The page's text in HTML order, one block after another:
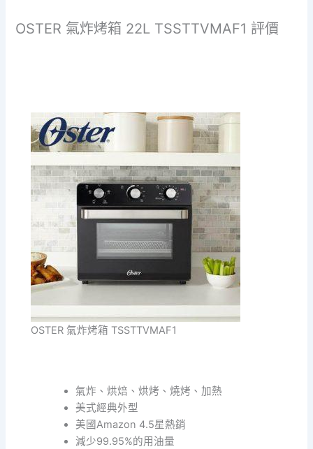
OSTER 氣炸烤箱 22L TSSTTVMAF1 評價
OSTER 氣炸烤箱 TSSTTVMAF1
氣炸、烘焙、烘烤、燒烤、加熱
美式經典外型
美國Amazon 4.5星熱銷
減少99.95%的用油量